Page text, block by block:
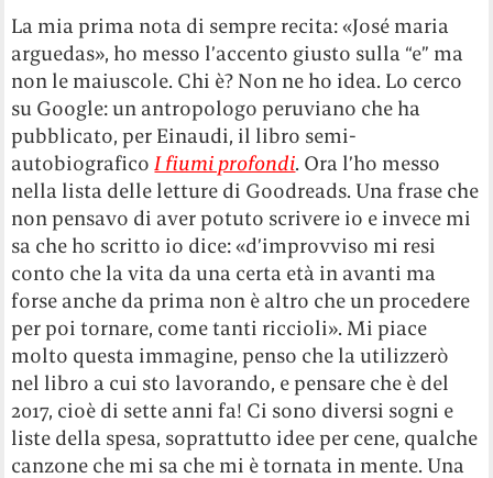
La mia prima nota di sempre recita: «José maria
arguedas», ho messo l’accento giusto sulla “e” ma
non le maiuscole. Chi è? Non ne ho idea. Lo cerco
su Google: un antropologo peruviano che ha
pubblicato, per Einaudi, il libro semi-
autobiograficoI fiumi profondi. Ora l’ho messo
nella lista delle letture di Goodreads. Una frase che
non pensavo di aver potuto scrivere io e invece mi
sa che ho scritto io dice: «d’improvviso mi resi
conto che la vita da una certa età in avanti ma
forse anche da prima non è altro che un procedere
per poi tornare, come tanti riccioli». Mi piace
molto questa immagine, penso che la utilizzerò
nel libro a cui sto lavorando, e pensare che è del
2017, cioè di sette anni fa! Ci sono diversi sogni e
liste della spesa, soprattutto idee per cene, qualche
canzone che mi sa che mi è tornata in mente. Una